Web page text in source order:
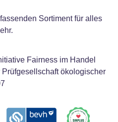
Sortiment für alles
Fairness im Handel
ökologischer